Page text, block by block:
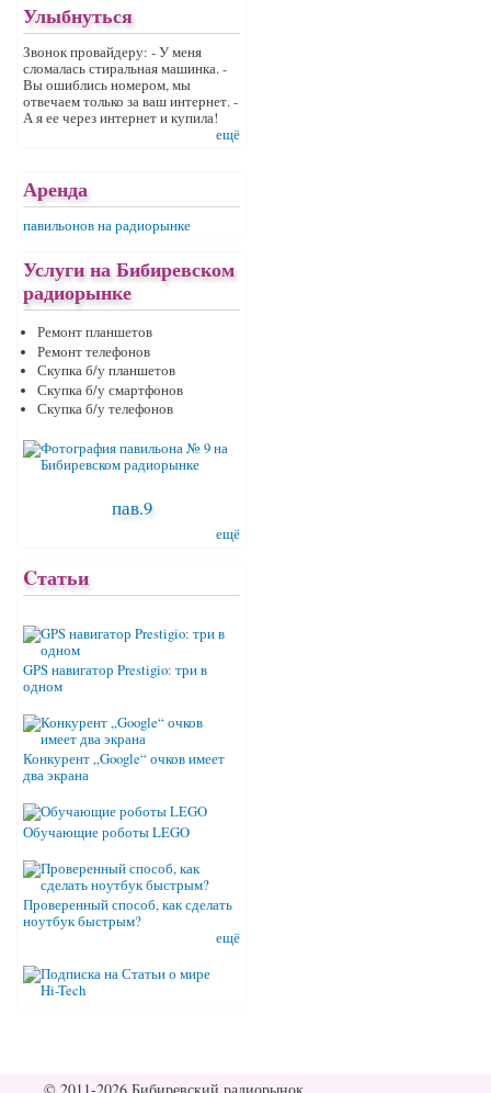
Улыбнуться
Звонок провайдеру: - У меня
сломалась стиральная машинка. -
Вы ошиблись номером, мы
отвечаем только за ваш интернет. -
А я ее через интернет и купила!
ещё
Аренда
павильонов на радиорынке
Услуги на Бибиревском
радиорынке
Ремонт планшетов
Ремонт телефонов
Скупка б/у планшетов
Скупка б/у смартфонов
Скупка б/у телефонов
пав.9
ещё
Cтатьи
GPS навигатор Prestigio: три в
одном
Конкурент „Google“ очков имеет
два экрана
Обучающие роботы LEGO
Проверенный способ, как сделать
ноутбук быстрым?
ещё